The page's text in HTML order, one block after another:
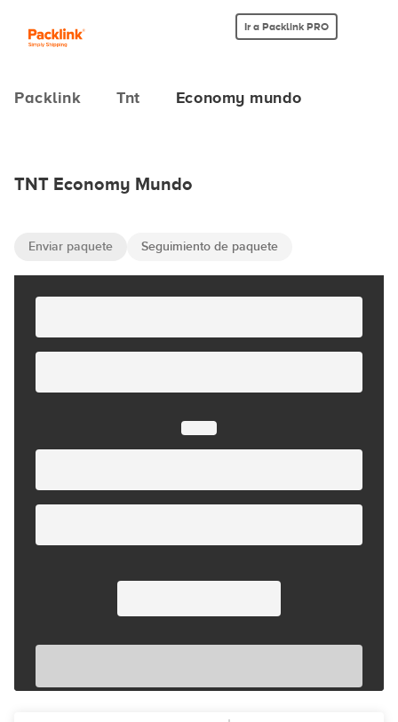
Ir a Packlink PRO
Packlink Tnt Economy mundo
TNT Economy Mundo
Enviar paquete Seguimiento de paquete